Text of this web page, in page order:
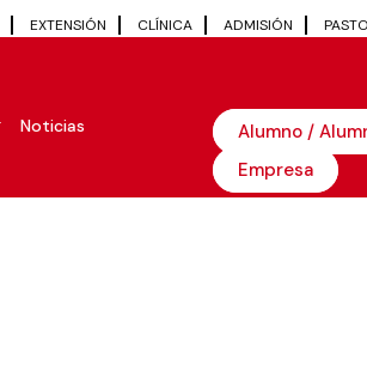
EXTENSIÓN CLÍNICA ADMISIÓN
Noticias
Alumno /
Empresa